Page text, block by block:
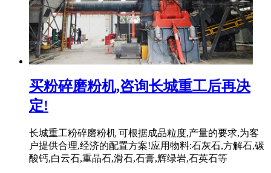
买粉碎磨粉机,咨询长城重工后再决
定!
长城重工粉碎磨粉机 可根据成品粒度,产量的要求,为客
户提供合理,经济的配置方案!应用物料:石灰石,方解石,碳
酸钙,白云石,重晶石,滑石,石膏,辉绿岩,石英石等